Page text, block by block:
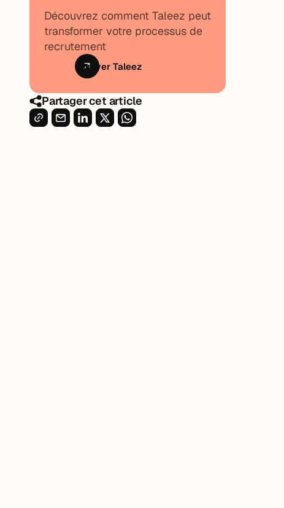
Découvrez comment Taleez peut
transformer votre processus de
recrutement
Essayer Taleez
Partager cet article